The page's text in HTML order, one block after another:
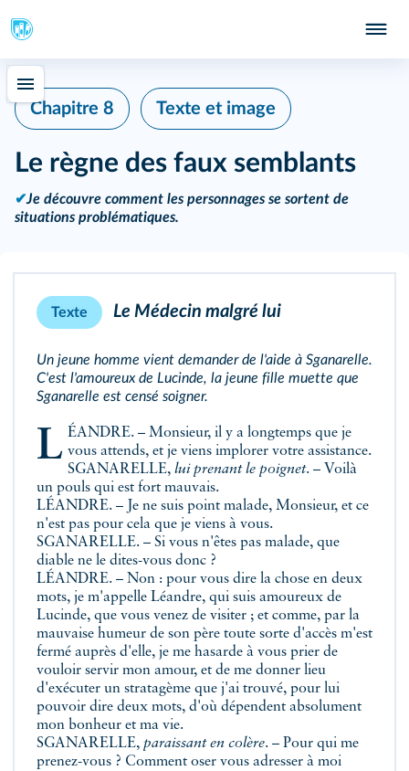
Chapitre 8 Texte et image
Le règne des faux semblants
✔Je découvre comment les personnages se sortent de
situations problématiques.
Texte Le Médecin malgré lui
Un jeune homme vient demander de l'aide à Sganarelle.
C'est l'amoureux de Lucinde, la jeune fille muette que
Sganarelle est censé soigner.
LÉANDRE. – Monsieur, il y a longtemps que je vous attends, et je viens implorer votre assistance.
SGANARELLE,lui prenant le poignet. – Voilà
un pouls qui est fort mauvais.
LÉANDRE. – Je ne suis point malade, Monsieur, et ce
n'est pas pour cela que je viens à vous.
SGANARELLE. – Si vous n'êtes pas malade, que
diable ne le dites-vous donc ?
LÉANDRE. – Non : pour vous dire la chose en deux
mots, je m'appelle Léandre, qui suis amoureux de
Lucinde, que vous venez de visiter ; et comme, par la
mauvaise humeur de son père toute sorte d'accès m'est
fermé auprès d'elle, je me hasarde à vous prier de
vouloir servir mon amour, et de me donner lieu
d'exécuter un stratagème que j'ai trouvé, pour lui
pouvoir dire deux mots, d'où dépendent absolument
mon bonheur et ma vie.
SGANARELLE, paraissant en colère. – Pour qui me
prenez-vous ? Comment oser vous adresser à moi